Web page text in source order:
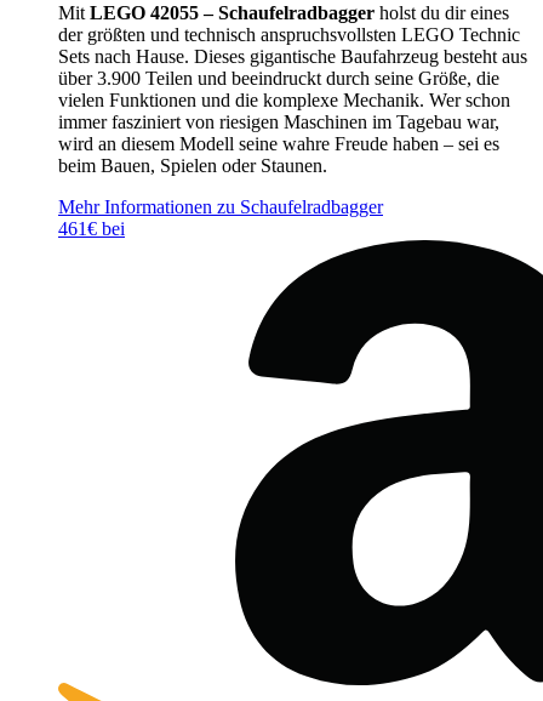
Mit LEGO 42055 – Schaufelradbagger holst du dir eines
der größten und technisch anspruchsvollsten LEGO Technic
Sets nach Hause. Dieses gigantische Baufahrzeug besteht aus
über 3.900 Teilen und beeindruckt durch seine Größe, die
vielen Funktionen und die komplexe Mechanik. Wer schon
immer fasziniert von riesigen Maschinen im Tagebau war,
wird an diesem Modell seine wahre Freude haben – sei es
beim Bauen, Spielen oder Staunen.
Mehr Informationen zu Schaufelradbagger
461€ bei